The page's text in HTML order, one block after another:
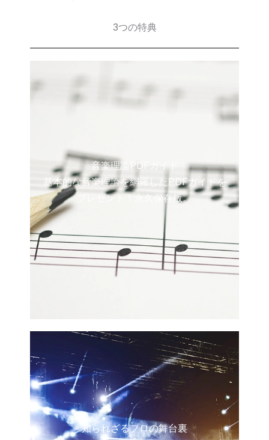
3つの特典
音楽理論PDFガイド
基本的な音楽理論を網羅したPDFガイドを
プレゼント！永久保存版。
知られざるプロの舞台裏